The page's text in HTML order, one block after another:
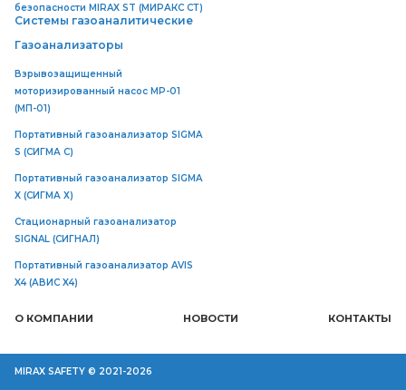
безопасности MIRAX ST (МИРАКС СТ)
Системы газоаналитические
Газоанализаторы
Взрывозащищенный
моторизированный насос MP-01
(МП-01)
Портативный газоанализатор SIGMA
S (СИГМА C)
Портативный газоанализатор SIGMA
X (СИГМА Х)
Стационарный газоанализатор
SIGNAL (СИГНАЛ)
Портативный газоанализатор AVIS
X4 (АВИС X4)
О КОМПАНИИ НОВОСТИ КОНТАКТЫ
MIRAX SAFETY © 2021-2026